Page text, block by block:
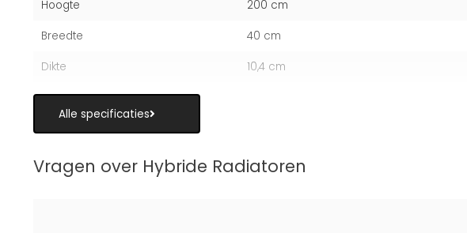
Hoogte 200 cm
Breedte 40 cm
Dikte 10,4 cm
Alle specificaties
Vragen over Hybride Radiatoren